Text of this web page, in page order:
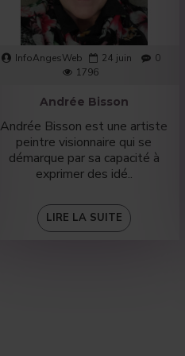
InfoAngesWeb 24 juin
0
1796
Andrée Bisson
Andrée Bisson est une artiste
peintre visionnaire qui se
démarque par sa capacité à
exprimer des idé..
LIRE LA SUITE